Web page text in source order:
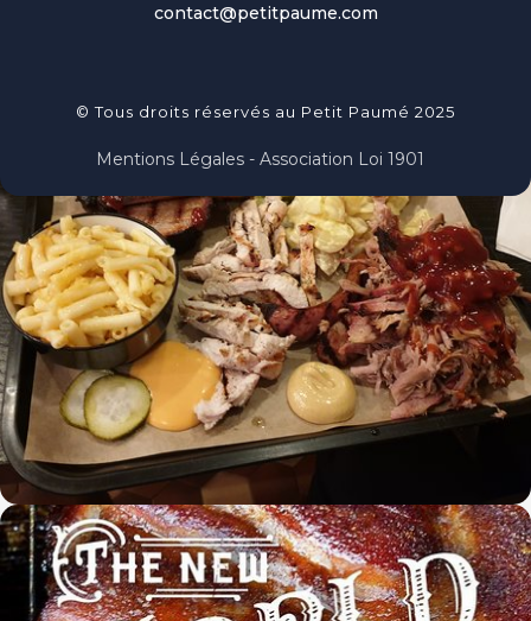
contact@petitpaume.com
© Tous droits réservés au Petit Paumé 2025
Mentions Légales - Association Loi 1901